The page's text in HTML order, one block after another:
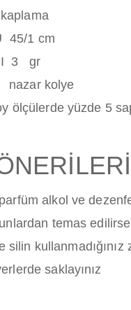
45/1 cm
3 gr
nazar kolye
ölçülerde yüzde 5
alkol ve
temas
silin
saklayınız